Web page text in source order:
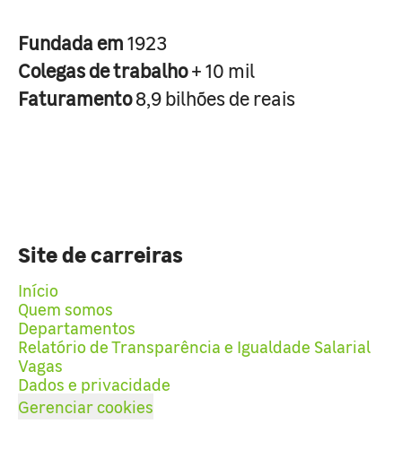
Fundada em1923
Colegas de trabalho+ 10 mil
Faturamento8,9 bilhões de reais
Site de carreiras
Início
Quem somos
Departamentos
Relatório de Transparência e Igualdade Salarial
Vagas
Dados e privacidade
Gerenciar cookies